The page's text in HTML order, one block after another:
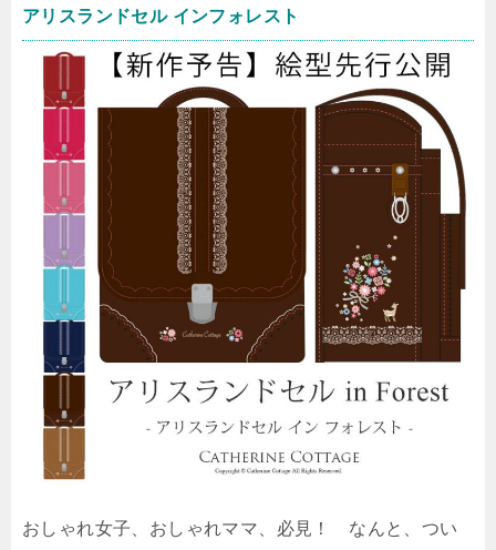
アリスランドセル インフォレスト
おしゃれ女子、おしゃれママ、必見！ なんと、つい